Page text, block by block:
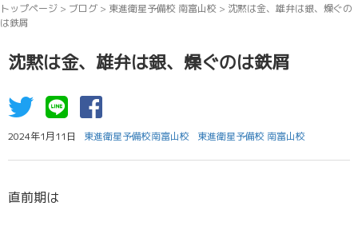
トップページ > ブログ > 東進衛星予備校 南富山校 > 沈黙は金、雄弁は銀、燥ぐの
は鉄屑
沈黙は金、雄弁は銀、燥ぐのは鉄屑
2024年1月11日 東進衛星予備校南富山校 東進衛星予備校 南富山校
直前期は